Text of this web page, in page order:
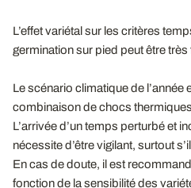
L’effet variétal sur les critères
germination sur pied peut être très
Le scénario climatique de
combinaison de chocs
L’arrivée d’un temps perturbé et
nécessite d’être vigilant, surtout
En cas de doute, il est
fonction de la sensibilité des